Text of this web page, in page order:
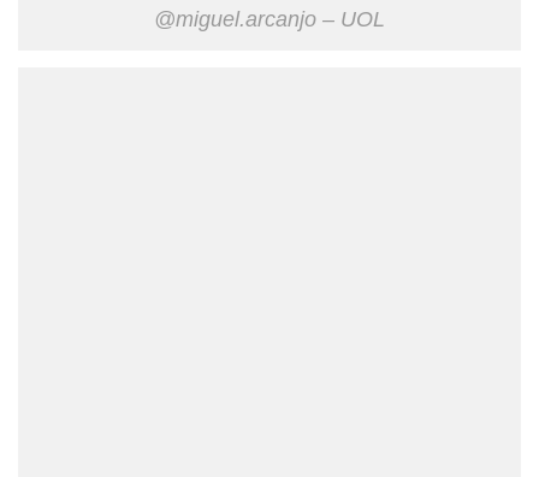
@miguel.arcanjo – UOL